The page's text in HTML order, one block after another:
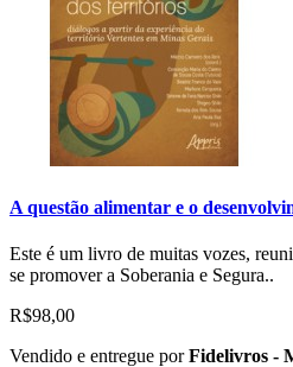
A questão alimentar e o
Este é um livro de muitas vozes,
se promover a Soberania e Segura..
R$98,00
Vendido e entregue porFidelivros -